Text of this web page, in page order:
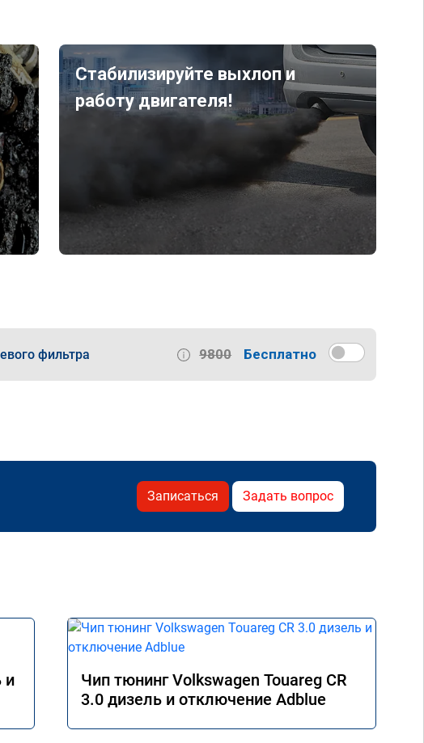
Стабилизируйте выхлоп и
работу двигателя!
фильтра 9800 Бесплатно
Записаться Задать вопрос
и
Чип тюнинг Volkswagen Touareg CR
3.0 дизель и отключение Adblue